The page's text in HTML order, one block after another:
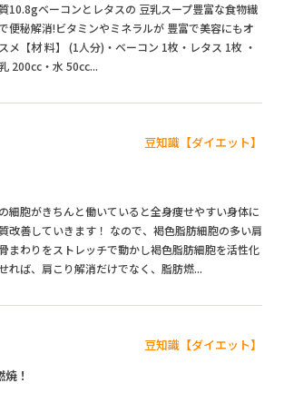
10.8gベーコンとレタスの 豆乳スープ豊富な食物繊
便秘解消!ビタミンやミネラルが 豊富で美容にもオ
メ【材 料】 (1人分)・ベーコン 1枚・レタス 1枚 ・
200cc・水 50cc...
豆知識【ダイエット】
細胞がきちんと働いていると全身痩せやすい身体に
改善していきます！ なので、褐色脂肪細胞の多い肩
まわりをストレッチで動かし褐色脂肪細胞を活性化
れば、肩こり解消だけでなく、脂肪燃...
豆知識【ダイエット】
！